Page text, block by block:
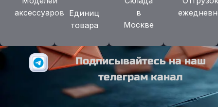
аксессуаров Единиц
товара
в
Москве
Подписывайтесь на наш
телеграм канал